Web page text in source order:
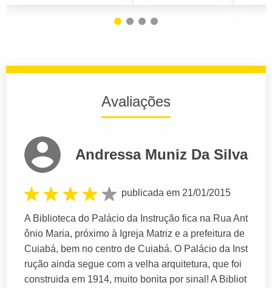
Avaliações
Andressa Muniz Da Silva
publicada em 21/01/2015
A Biblioteca do Palácio da Instrução fica na Rua Ant
ônio Maria, próximo à Igreja Matriz e a prefeitura de
Cuiabá, bem no centro de Cuiabá. O Palácio da Inst
rução ainda segue com a velha arquitetura, que foi
construida em 1914, muito bonita por sinal! A Bibliot